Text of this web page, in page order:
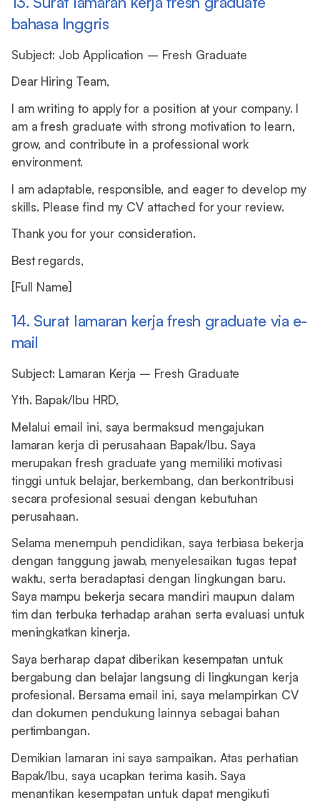
bahasa Inggris
Subject: Job Application – Fresh Graduate
Dear Hiring Team,
I am writing to apply for a position at your company. I
am a fresh graduate with strong motivation to learn,
grow, and contribute in a professional work
environment.
I am adaptable, responsible, and eager to develop my
skills. Please find my CV attached for your review.
Thank you for your consideration.
Best regards,
[Full Name]
14. Surat lamaran kerja fresh graduate via e-
mail
Subject: Lamaran Kerja – Fresh Graduate
Yth. Bapak/Ibu HRD,
Melalui email ini, saya bermaksud mengajukan
lamaran kerja di perusahaan Bapak/Ibu. Saya
merupakan fresh graduate yang memiliki motivasi
tinggi untuk belajar, berkembang, dan berkontribusi
secara profesional sesuai dengan kebutuhan
perusahaan.
Selama menempuh pendidikan, saya terbiasa bekerja
dengan tanggung jawab, menyelesaikan tugas tepat
waktu, serta beradaptasi dengan lingkungan baru.
Saya mampu bekerja secara mandiri maupun dalam
tim dan terbuka terhadap arahan serta evaluasi untuk
meningkatkan kinerja.
Saya berharap dapat diberikan kesempatan untuk
bergabung dan belajar langsung di lingkungan kerja
profesional. Bersama email ini, saya melampirkan CV
dan dokumen pendukung lainnya sebagai bahan
pertimbangan.
Demikian lamaran ini saya sampaikan. Atas perhatian
Bapak/Ibu, saya ucapkan terima kasih. Saya
menantikan kesempatan untuk dapat mengikuti